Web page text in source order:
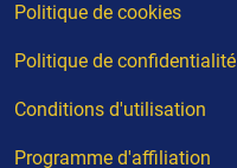
Politique de cookies
Politique de confidentialité
Conditions d'utilisation
Programme d'affiliation